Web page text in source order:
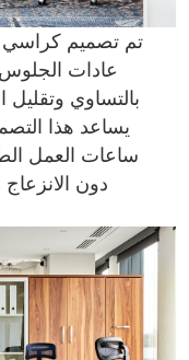
تم تصميم كراسي
عادات
بالتساوي
يساعد هذا
ساعات العمل
دون